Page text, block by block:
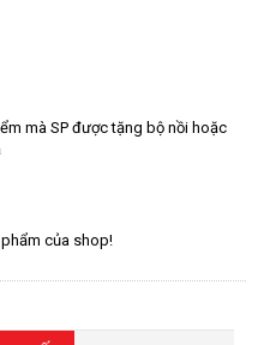
mà SP được tặng bộ nồi hoặc
của shop!